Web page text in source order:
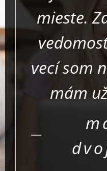
mieste.
vecí som
mám